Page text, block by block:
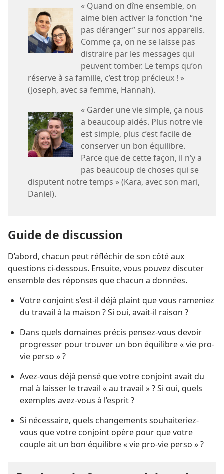
« Quand on dîne ensemble, on
aime bien activer la fonction “ne
pas déranger” sur nos appareils.
Comme ça, on ne se laisse pas
distraire par les messages qui
peuvent tomber. Le temps qu’on
réserve à sa famille, c’est trop précieux ! »
(Joseph, avec sa femme, Hannah).
« Garder une vie simple, ça nous
a beaucoup aidés. Plus notre vie
est simple, plus c’est facile de
conserver un bon équilibre.
Parce que de cette façon, il n’y a
pas beaucoup de choses qui se
disputent notre temps » (Kara, avec son mari,
Daniel).
Guide de discussion
D’abord, chacun peut réfléchir de son côté aux
questions ci-dessous. Ensuite, vous pouvez discuter
ensemble des réponses que chacun a données.
Votre conjoint s’est-il déjà plaint que vous rameniez
du travail à la maison ? Si oui, avait-il raison ?
Dans quels domaines précis pensez-vous devoir
progresser pour trouver un bon équilibre « vie pro-
vie perso » ?
Avez-vous déjà pensé que votre conjoint avait du
mal à laisser le travail « au travail » ? Si oui, quels
exemples avez-vous à l’esprit ?
Si nécessaire, quels changements souhaiteriez-
vous que votre conjoint opère pour que votre
couple ait un bon équilibre « vie pro-vie perso » ?